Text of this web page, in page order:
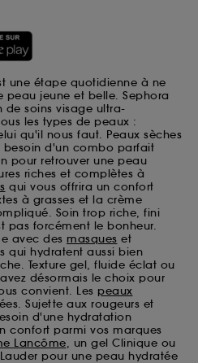
une étape quotidienne à ne
jeune et belle. Sephora
de soins visage ultra-
les types de peaux :
qu'il nous faut. Peaux sèches
besoin d'un combo parfait
pour retrouver une peau
riches et complètes à
qui vous offrira un confort
à grasses et la crème
Soin trop riche, fini
pas forcément le bonheur.
avec des masques et
qui hydratent aussi bien
Texture gel, fluide éclat ou
désormais le choix pour
convient. Les peaux
Sujette aux rougeurs et
d'une hydratation
confort parmi vos marques
Lancôme, un gel Clinique ou
pour une peau hydratée